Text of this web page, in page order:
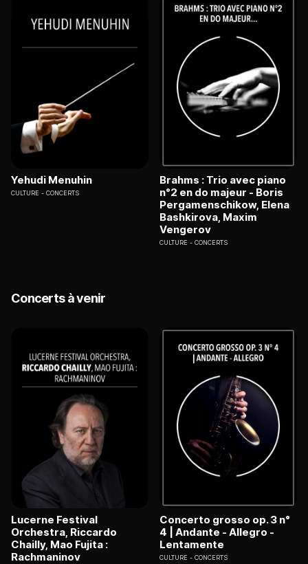
Yehudi Menuhin
CULTURE CONCERTS
Brahms : Trio avec piano
n°2 en do majeur - Boris
Pergamenschikow, Elena
Bashkirova, Maxim
Vengerov
CULTURE CONCERTS
Concerts à venir
Lucerne Festival
Orchestra, Riccardo
Chailly, Mao Fujita :
Rachmaninov
Concerto grosso op. 3 n°
4 | Andante - Allegro -
Lentamente
CULTURE CONCERTS